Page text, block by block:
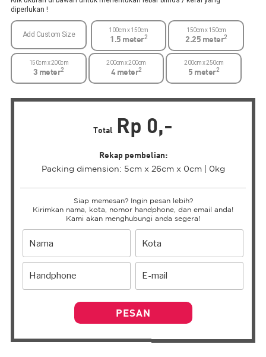
diperlukan !
Add Custom Size
100cm x 150cm
1.5 meter2
150cm x 150cm
2.25 meter2
150cm x 200cm
3 meter2
200cm x 200cm
4 meter2
200cm x 250cm
5 meter2
Total Rp 0,-
Rekap pembelian:
Packing dimension: 5cm x 26cm x 0cm | 0kg
Siap memesan? Ingin pesan lebih?
Kirimkan nama, kota, nomor handphone, dan email anda!
Kami akan menghubungi anda segera!
PESAN